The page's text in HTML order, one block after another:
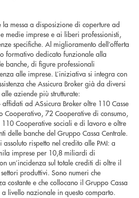
la messa a disposizione di coperture ad
medie imprese e ai liberi professionisti,
specifiche. Al miglioramento dell’offerta
formativo dedicato funzionale alla
banche, di figure professionali
alle imprese. L’iniziativa si integra con
che Assicura Broker già da diversi
aziende più strutturate:
affidati ad ASsicura Broker oltre 110 Casse
Cooperativo, 72 Cooperative di consumo,
Cooperative sociali e di lavoro e oltre
delle banche del Gruppo Cassa Centrale.
rispetto nel credito alle PMI: a
imprese per 10,8 miliardi di
un’incidenza sul totale crediti di oltre il
produttivi. Sono numeri che
costante e che collocano il Gruppo Cassa
livello nazionale in questo comparto.